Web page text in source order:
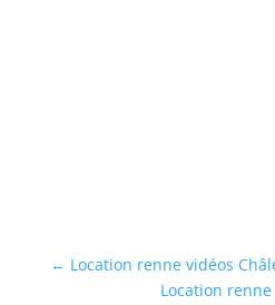
← Location renne vidéos
Location